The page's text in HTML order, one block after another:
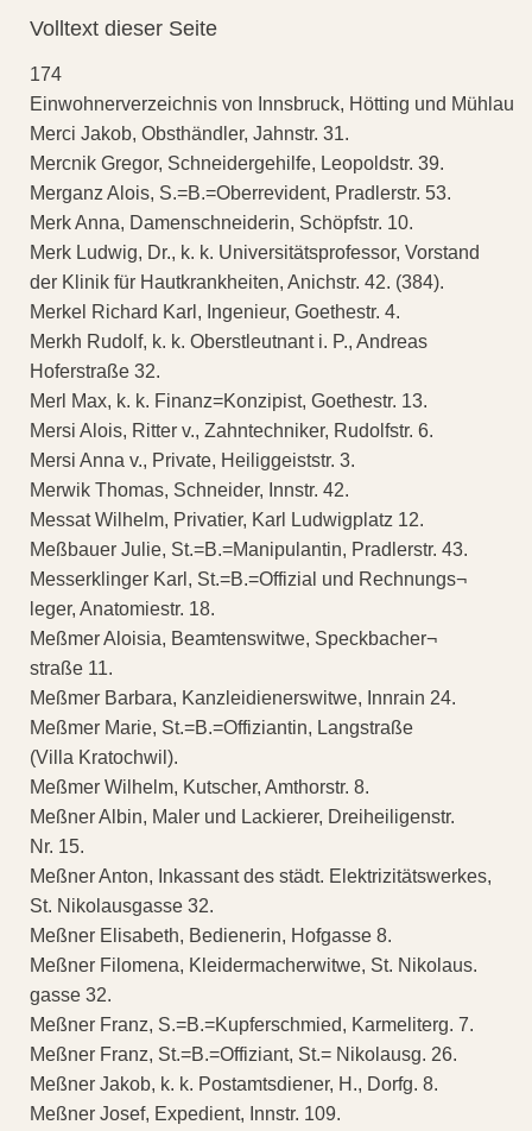
Volltext dieser Seite
174
Einwohnerverzeichnis von Innsbruck, Hötting und Mühlau
Merci Jakob, Obsthändler, Jahnstr. 31.
Mercnik Gregor, Schneidergehilfe, Leopoldstr. 39.
Merganz Alois, S.=B.=Oberrevident, Pradlerstr. 53.
Merk Anna, Damenschneiderin, Schöpfstr. 10.
Merk Ludwig, Dr., k. k. Universitätsprofessor, Vorstand
der Klinik für Hautkrankheiten, Anichstr. 42. (384).
Merkel Richard Karl, Ingenieur, Goethestr. 4.
Merkh Rudolf, k. k. Oberstleutnant i. P., Andreas
Hoferstraße 32.
Merl Max, k. k. Finanz=Konzipist, Goethestr. 13.
Mersi Alois, Ritter v., Zahntechniker, Rudolfstr. 6.
Mersi Anna v., Private, Heiliggeiststr. 3.
Merwik Thomas, Schneider, Innstr. 42.
Messat Wilhelm, Privatier, Karl Ludwigplatz 12.
Meßbauer Julie, St.=B.=Manipulantin, Pradlerstr. 43.
Messerklinger Karl, St.=B.=Offizial und Rechnungs¬
leger, Anatomiestr. 18.
Meßmer Aloisia, Beamtenswitwe, Speckbacher¬
straße 11.
Meßmer Barbara, Kanzleidienerswitwe, Innrain 24.
Meßmer Marie, St.=B.=Offiziantin, Langstraße
(Villa Kratochwil).
Meßmer Wilhelm, Kutscher, Amthorstr. 8.
Meßner Albin, Maler und Lackierer, Dreiheiligenstr.
Nr. 15.
Meßner Anton, Inkassant des städt. Elektrizitätswerkes,
St. Nikolausgasse 32.
Meßner Elisabeth, Bedienerin, Hofgasse 8.
Meßner Filomena, Kleidermacherwitwe, St. Nikolaus.
gasse 32.
Meßner Franz, S.=B.=Kupferschmied, Karmeliterg. 7.
Meßner Franz, St.=B.=Offiziant, St.= Nikolausg. 26.
Meßner Jakob, k. k. Postamtsdiener, H., Dorfg. 8.
Meßner Josef, Expedient, Innstr. 109.